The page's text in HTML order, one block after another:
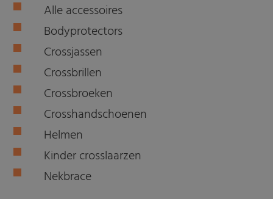
Alle accessoires
Bodyprotectors
Crossjassen
Crossbrillen
Crossbroeken
Crosshandschoenen
Helmen
Kinder crosslaarzen
Nekbrace